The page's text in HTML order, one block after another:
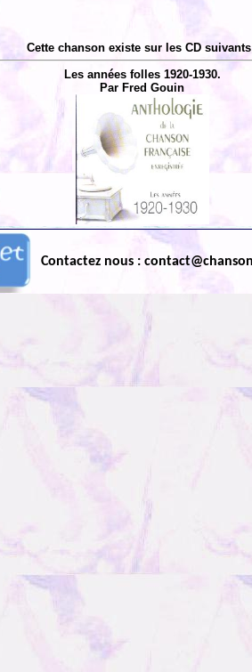
Cette chanson existe sur les CD
Les années folles 1920-1930.
Par Fred Gouin
Contactez nous :